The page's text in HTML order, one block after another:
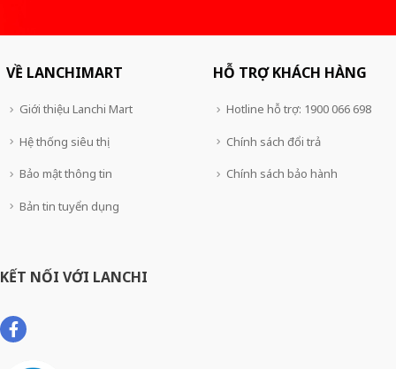
VỀ LANCHIMART
Giới thiệu Lanchi Mart
Hệ thống siêu thị
Bảo mật thông tin
Bản tin tuyển dụng
HỖ TRỢ KHÁCH HÀNG
Hotline hỗ trợ: 1900 066 698
Chính sách đổi trả
Chính sách bảo hành
KẾT NỐI VỚI LANCHI